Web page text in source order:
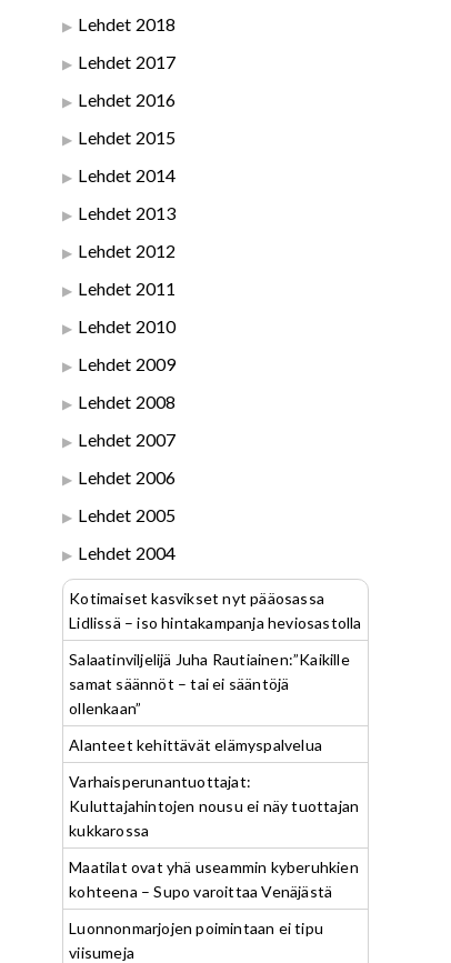
Lehdet 2018
Lehdet 2017
Lehdet 2016
Lehdet 2015
Lehdet 2014
Lehdet 2013
Lehdet 2012
Lehdet 2011
Lehdet 2010
Lehdet 2009
Lehdet 2008
Lehdet 2007
Lehdet 2006
Lehdet 2005
Lehdet 2004
Kotimaiset kasvikset nyt pääosassa
Lidlissä – iso hintakampanja heviosastolla
Salaatinviljelijä Juha Rautiainen:”Kaikille
samat säännöt – tai ei sääntöjä
ollenkaan”
Alanteet kehittävät elämyspalvelua
Varhaisperunantuottajat:
Kuluttajahintojen nousu ei näy tuottajan
kukkarossa
Maatilat ovat yhä useammin kyberuhkien
kohteena – Supo varoittaa Venäjästä
Luonnonmarjojen poimintaan ei tipu
viisumeja